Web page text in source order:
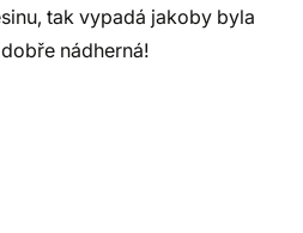
tak vypadá jakoby byla
nádherná!